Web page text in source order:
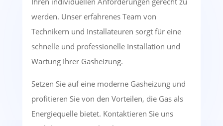
werden. Unser erfahrenes Team von
Technikern und Installateuren sorgt für eine
schnelle und professionelle Installation und
Wartung Ihrer Gasheizung.
Setzen Sie auf eine moderne Gasheizung und
profitieren Sie von den Vorteilen, die Gas als
Energiequelle bietet. Kontaktieren Sie uns